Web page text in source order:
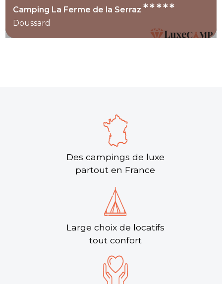
Camping La Ferme de la Serraz*****
Doussard
Des campings de luxe
partout en France
Large choix de locatifs
tout confort